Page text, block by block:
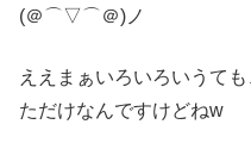
(＠⌒▽⌒＠)ノ
ええまぁいろいろいうて
ただけなんですけどねw